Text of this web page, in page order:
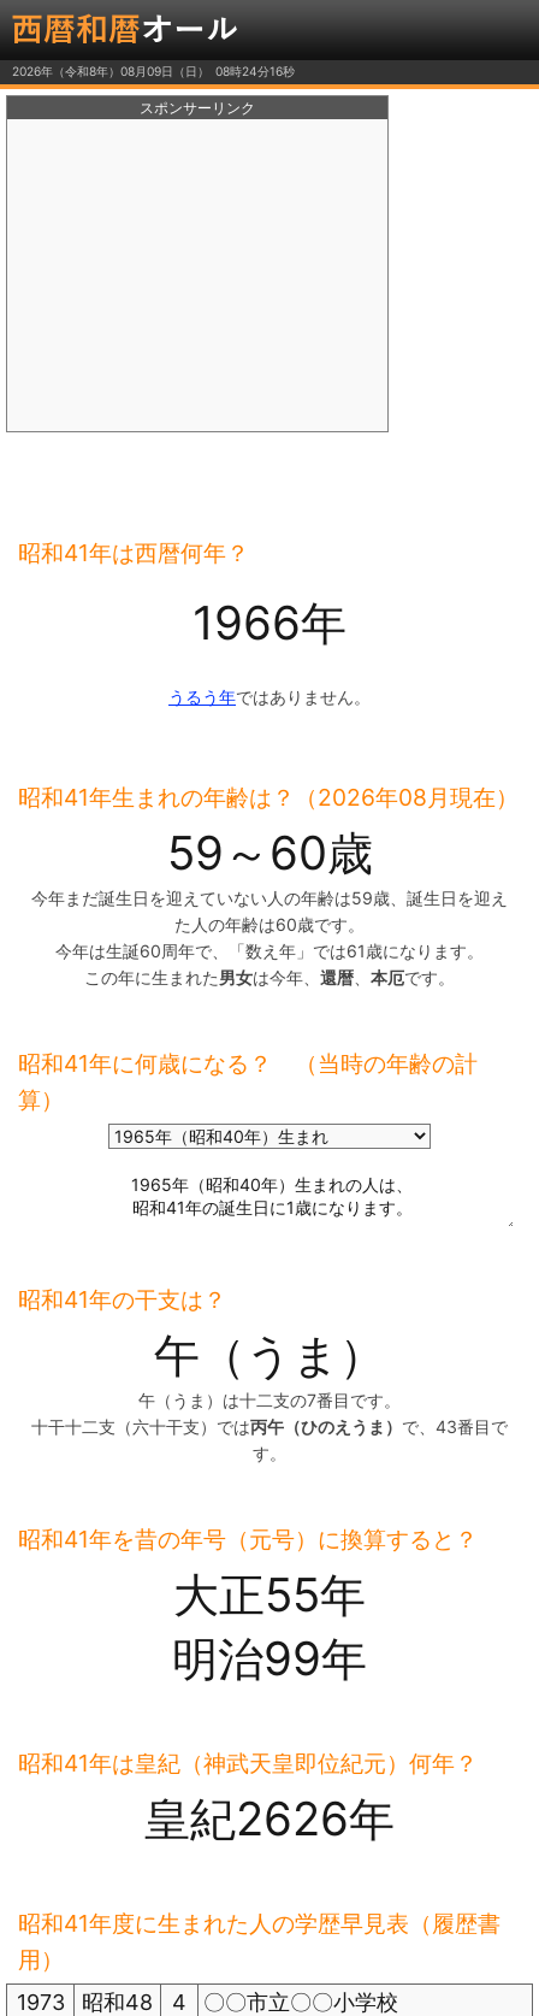
2026年（令和8年）08月09日（日）
スポンサーリンク
昭和41年は西暦何年？
1966年
うるう年ではありません。
昭和41年生まれの年齢は？（2026年08月現在）
59～60歳
今年まだ誕生日を迎えていない人の年齢は59歳、誕生日を迎え
た人の年齢は60歳です。
今年は生誕60周年で、「数え年」では61歳になります。
この年に生まれた男女は今年、 還暦 本厄です。
昭和41年に何歳になる？ （当時の年齢の計
算）
昭和41年の干支は？
午（うま）
午（うま）は十二支の7番目です。
十干十二支（六十干支）では丙午（ひのえうま） で、43番目で
す。
昭和41年を昔の年号（元号）に換算すると？
大正55年
明治99年
昭和41年は皇紀（神武天皇即位紀元）何年？
皇紀2626年
昭和41年度に生まれた人の学歴早見表（履歴書
用）
1973
昭和48
4
〇〇市立〇〇小学校